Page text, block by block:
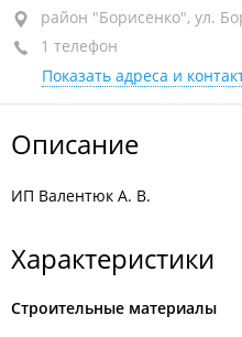
район "Борисенко", ул.
1 телефон
Показать адреса и
Описание
ИП Валентюк А. В.
Характеристики
Строительные материалы